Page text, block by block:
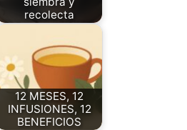
recolecta
12 MESES, 12
INFUSIONES, 12
BENEFICIOS